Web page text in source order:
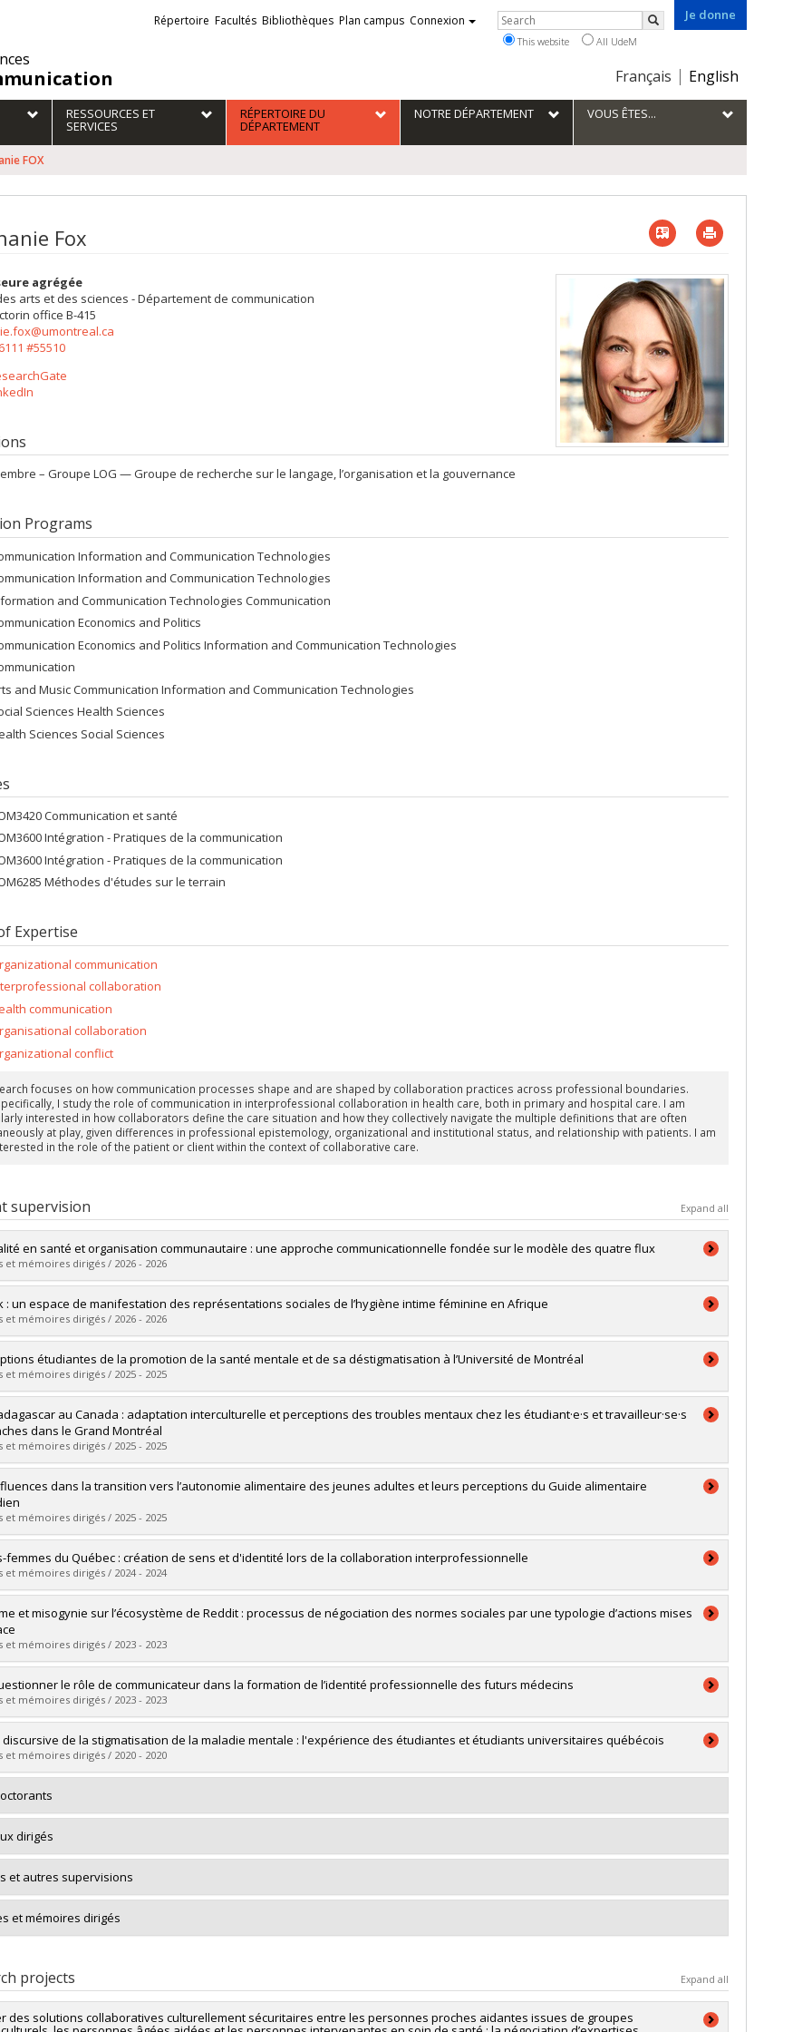
Je donne
Choix
la
langue
Français English
Liens
externes
Répertoire Facultés Bibliothèques Plan campus Connexion Rechercher
Search
This website All UdeM
RESSOURCES ET
SERVICES
RÉPERTOIRE DU
DÉPARTEMENT
NOTRE DÉPARTEMENT VOUS ÊTES...
FOX
Fox Vcard
agrégée
arts et des sciences - Département de communication
office B-415
#55510
– Groupe LOG — Groupe de recherche sur le langage, l’organisation et la gouvernance
Programs
Information and Communication Technologies
Information and Communication Technologies
and Communication Technologies Communication
Economics and Politics
Economics and Politics Information and Communication Technologies
and Music Communication Information and Communication Technologies
Sciences Health Sciences
Sciences Social Sciences
Communication et santé
Intégration - Pratiques de la communication
Intégration - Pratiques de la communication
Méthodes d'études sur le terrain
Expertise
communication
collaboration
communication
collaboration
conflict
focuses on how communication processes shape and are shaped by collaboration practices across professional boundaries.
I study the role of communication in interprofessional collaboration in health care, both in primary and hospital care. I am
interested in how collaborators define the care situation and how they collectively navigate the multiple definitions that are often
at play, given differences in professional epistemology, organizational and institutional status, and relationship with patients. I am
in the role of the patient or client within the context of collaborative care.
supervision Expand all
en santé et organisation communautaire : une approche communicationnelle fondée sur le modèle des quatre flux
et mémoires dirigés / 2026 - 2026
:Cissé, Babacar
Doctoral
:Ph. D.
le document dans Papyrus
: un espace de manifestation des représentations sociales de l’hygiène intime féminine en Afrique
et mémoires dirigés / 2026 - 2026
: Paré, Natoa Arielle
Master's
:M. Sc.
le document dans Papyrus
étudiantes de la promotion de la santé mentale et de sa déstigmatisation à l’Université de Montréal
et mémoires dirigés / 2025 - 2025
:Duff, Audrey
Master's
:M. Sc.
le document dans Papyrus
au Canada : adaptation interculturelle et perceptions des troubles mentaux chez les étudiant·e·s et travailleur·se·s
dans le Grand Montréal
et mémoires dirigés / 2025 - 2025
:Razafimandroso, Vatosoa Malala
Master's
:M. Sc.
le document dans Papyrus
dans la transition vers l’autonomie alimentaire des jeunes adultes et leurs perceptions du Guide alimentaire
et mémoires dirigés / 2025 - 2025
:Haxhe, Jonathan
Master's
:M. Sc.
le document dans Papyrus
femmes du Québec : création de sens et d'identité lors de la collaboration interprofessionnelle
et mémoires dirigés / 2024 - 2024
:Meyer, Léna
Master's
:M. Sc.
le document dans Papyrus
et misogynie sur l’écosystème de Reddit : processus de négociation des normes sociales par une typologie d’actions mises
et mémoires dirigés / 2023 - 2023
:Beaudoin-Paul, Émilie
Master's
:M.A.
le document dans Papyrus
le rôle de communicateur dans la formation de l’identité professionnelle des futurs médecins
et mémoires dirigés / 2023 - 2023
:Migneault, Marilou
Master's
:M. Sc.
le document dans Papyrus
discursive de la stigmatisation de la maladie mentale : l'expérience des étudiantes et étudiants universitaires québécois
et mémoires dirigés / 2020 - 2020
:Doutrelant, Solène
le document dans Papyrus
dirigés
et autres supervisions
et mémoires dirigés
projects Expand all
des solutions collaboratives culturellement sécuritaires entre les personnes proches aidantes issues de groupes